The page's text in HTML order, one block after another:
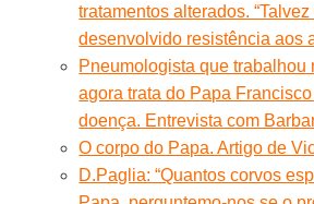
tratamentos alterados. “Talvez
desenvolvido resistência aos
Pneumologista que trabalhou
agora trata do Papa
doença. Entrevista com
O corpo do Papa. Artigo de
D.Paglia: “Quantos corvos